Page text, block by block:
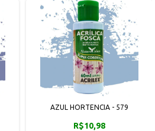
AZUL HORTENCIA - 579
R$10,98